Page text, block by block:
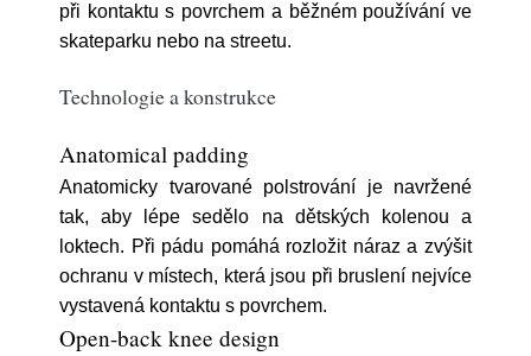
při kontaktu s povrchem a běžném používání ve
skateparku nebo na streetu.
Technologie a konstrukce
Anatomical padding
Anatomicky tvarované polstrování je navržené
tak, aby lépe sedělo na dětských kolenou a
loktech. Při pádu pomáhá rozložit náraz a zvýšit
ochranu v místech, která jsou při bruslení nejvíce
vystavená kontaktu s povrchem.
Open-back knee design